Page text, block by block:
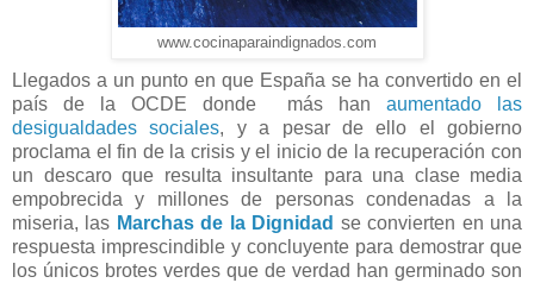
www.cocinaparaindignados.com
Llegados a un punto en que España se ha convertido en el
país de la OCDE donde más han aumentado las
desigualdades sociales, y a pesar de ello el gobierno
proclama el fin de la crisis y el inicio de la recuperación con
un descaro que resulta insultante para una clase media
empobrecida y millones de personas condenadas a la
miseria, las Marchas de la Dignidad se convierten en una
respuesta imprescindible y concluyente para demostrar que
los únicos brotes verdes que de verdad han germinado son